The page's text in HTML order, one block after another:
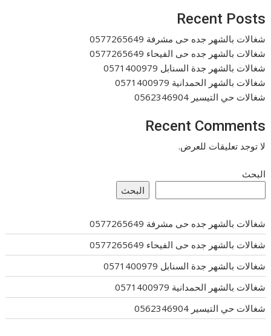
Recent Posts
شغالات بالشهر جده حى مشرفة 0577265649
شغالات بالشهر جده حى الفيحاء 0577265649
شغالات بالشهر جدة السنابل 0571400979
شغالات بالشهر الحمدانية 0571400979
شغالات حي التيسير 0562346904
Recent Comments
لا توجد تعليقات للعرض.
البحث
البحث
شغالات بالشهر جده حى مشرفة 0577265649
شغالات بالشهر جده حى الفيحاء 0577265649
شغالات بالشهر جدة السنابل 0571400979
شغالات بالشهر الحمدانية 0571400979
شغالات حي التيسير 0562346904